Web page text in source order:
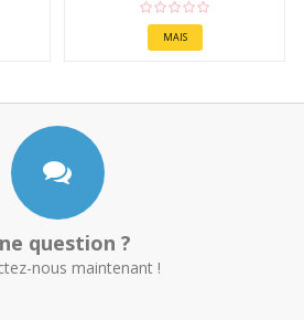
MAIS
question ?
nous maintenant !